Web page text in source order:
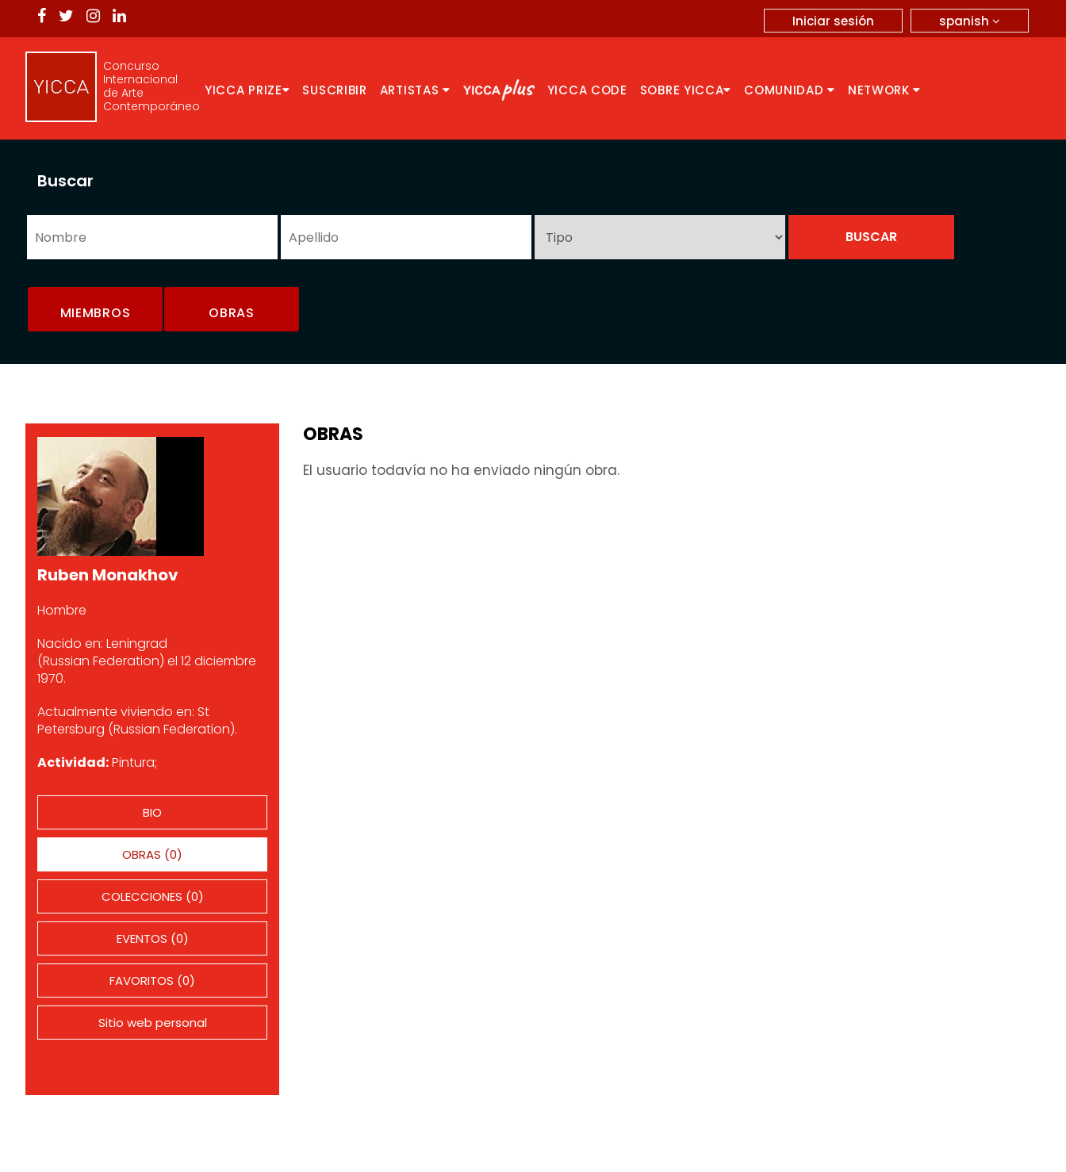
spanish
Iniciar sesión
Concurso
Internacional
de Arte
Contemporáneo
YICCA PRIZE SUSCRIBIR ARTISTAS YICCA CODE SOBRE YICCA COMUNIDAD NETWORK
Buscar
MIEMBROS OBRAS
Ruben Monakhov
Hombre
Nacido en: Leningrad
(Russian Federation) el 12 diciembre
1970.
Actualmente viviendo en: St
Petersburg (Russian Federation).
Actividad:Pintura;
BIO
OBRAS (0)
COLECCIONES (0)
EVENTOS (0)
FAVORITOS (0)
Sitio web personal
OBRAS
El usuario todavía no ha enviado ningún obra.